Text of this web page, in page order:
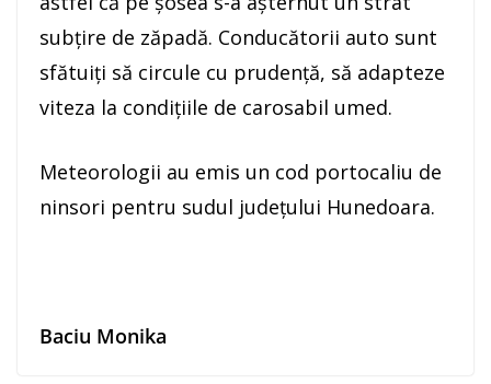
subțire de zăpadă. Conducătorii auto sunt
sfătuiți să circule cu prudență, să adapteze
viteza la condițiile de carosabil umed.
Meteorologii au emis un cod portocaliu de
ninsori pentru sudul județului Hunedoara.
Baciu Monika